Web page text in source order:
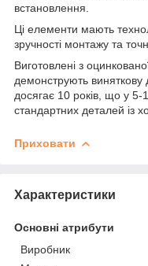
встановлення.
Ці елементи мають
зручності монтажу та
Виготовлені з
демонструють виняткову
досягає 10 років, що у 5-
стандартних деталей із
Приховати
Характеристики
Основні атрибути
Виробник